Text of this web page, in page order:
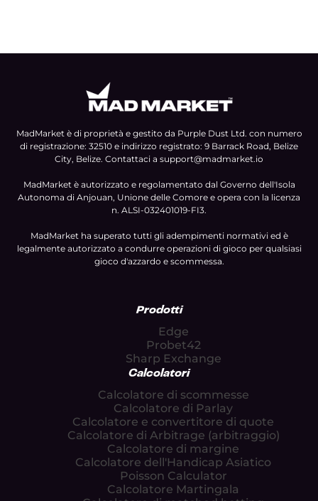
MadMarket è di proprietà e gestito da Purple Dust Ltd. con numero
di registrazione: 32510 e indirizzo registrato: 9 Barrack Road, Belize
City, Belize. Contattaci a support@madmarket.io
MadMarket è autorizzato e regolamentato dal Governo dell'Isola
Autonoma di Anjouan, Unione delle Comore e opera con la licenza
n. ALSI-032401019-FI3.
MadMarket ha superato tutti gli adempimenti normativi ed è
legalmente autorizzato a condurre operazioni di gioco per qualsiasi
gioco d'azzardo e scommessa.
Prodotti
Edge
Probet42
Sharp Exchange
Calcolatori
Calcolatore di scommesse
Calcolatore di Parlay
Calcolatore e convertitore di quote
Calcolatore di Arbitrage (arbitraggio)
Calcolatore di margine
Calcolatore dell'Handicap Asiatico
Poisson Calculator
Calcolatore Martingala